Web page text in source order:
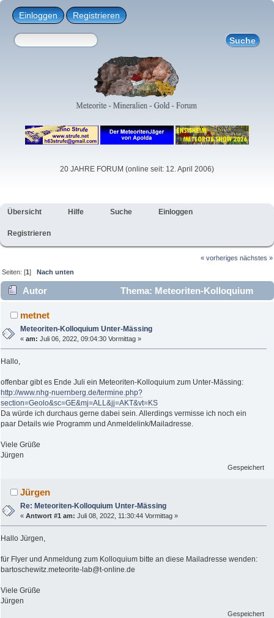
Einloggen Registrieren
20 JAHRE FORUM (online seit: 12. April 2006)
Übersicht Hilfe Suche Einloggen
Registrieren
« vorheriges nächstes »
Seiten: [1]Nach unten
Autor
Thema: Meteoriten-Kolloquium
Unter-Mässing (Gelesen 5114 mal)
metnet
Meteoriten-Kolloquium Unter-Mässing
«am: Juli 06, 2022, 09:04:30 Vormittag »
Hallo,
offenbar gibt es Ende Juli ein Meteoriten-Kolloquium zum Unter-Mässing:
http://www.nhg-nuernberg.de/termine.php?
section=Geolo&sc=GE&mj=ALL&jj=AKT&vt=KS
Da würde ich durchaus gerne dabei sein. Allerdings vermisse ich noch ein
paar Details wie Programm und Anmeldelink/Mailadresse.
Viele Grüße
Jürgen
Gespeichert
Jürgen
Re: Meteoriten-Kolloquium Unter-Mässing
«Antwort #1 am: Juli 08, 2022, 11:30:44 Vormittag »
Hallo Jürgen,
für Flyer und Anmeldung zum Kolloquium bitte an diese Mailadresse wenden:
bartoschewitz.meteorite-lab@t-online.de
Viele Grüße
Jürgen
Gespeichert